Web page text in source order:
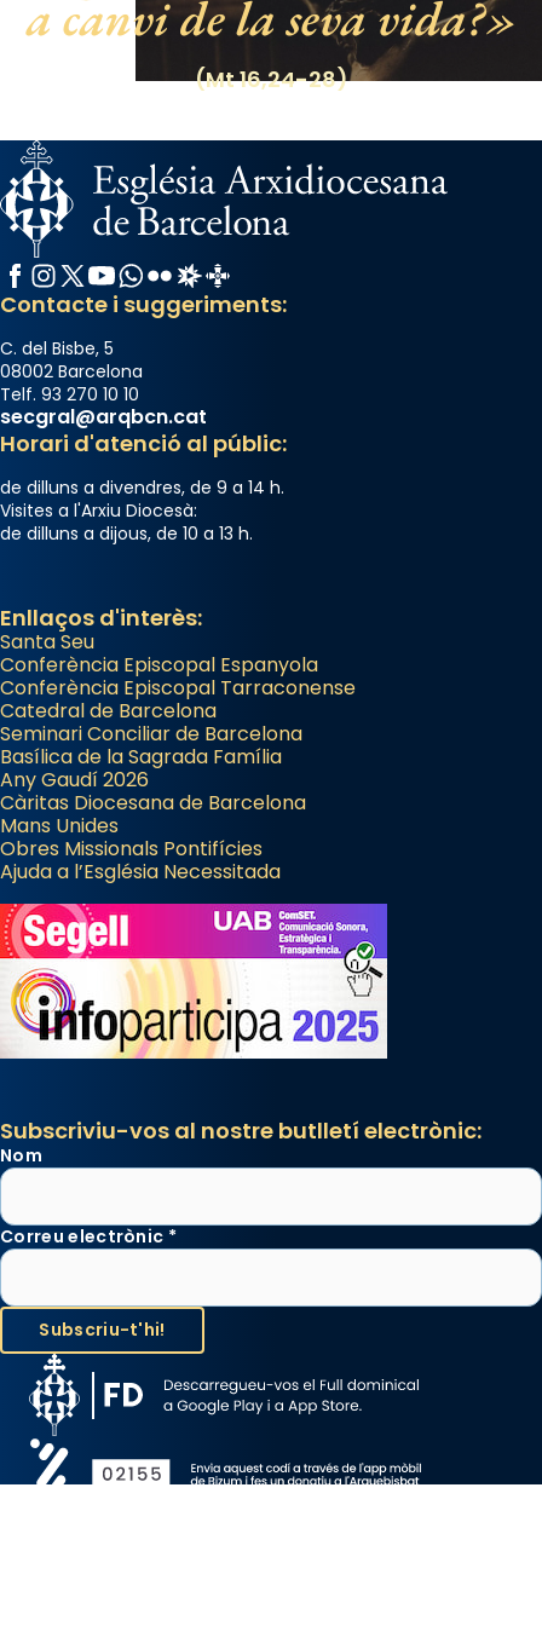
duració aproximada de tres hores. Després,
processó (recuperada el 1972) al voltant
del temple amb les relíquies de les santes.
diablesses amb música i ball propis. Festa
gran a Mataró.
«Si vols saber què és calor, ves per les
Santes a Mataró»🥵.
Photo
View on Facebook ·
a canvi de la seva vida?
(Mt 16,24-28)
Facebook
Instagram
X / Twitter
YouTube
WhatsApp
FlickrRadio Estel
Catalunya Cristiana
Contacte i suggeriments:
C. del Bisbe, 5
08002 Barcelona
Telf. 93 270 10 10
secgral@arqbcn.cat
Horari d'atenció al públic:
de dilluns a divendres, de 9 a 14 h.
Visites a l'Arxiu Diocesà:
de dilluns a dijous, de 10 a 13 h.
Enllaços d'interès:
Santa Seu
Conferència Episcopal Espanyola
Conferència Episcopal Tarraconense
Catedral de Barcelona
Seminari Conciliar de Barcelona
Basílica de la Sagrada Família
Any Gaudí 2026
Càritas Diocesana de Barcelona
Mans Unides
Obres Missionals Pontifícies
Ajuda a l’Església Necessitada
Subscriviu-vos al nostre butlletí electrònic:
Nom
Correu electrònic *